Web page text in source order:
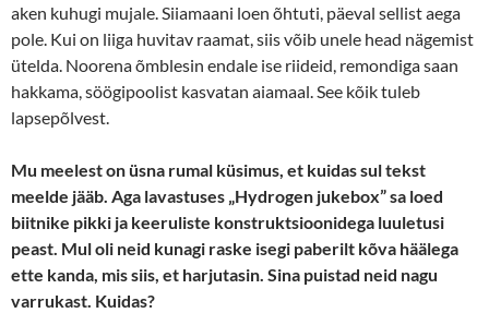
aken kuhugi mujale. Siiamaani loen õhtuti, päeval sellist aega
pole. Kui on liiga huvitav raamat, siis võib unele head nägemist
ütelda. Noorena õmblesin endale ise riideid, remondiga saan
hakkama, söögipoolist kasvatan aiamaal. See kõik tuleb
lapsepõlvest.
Mu meelest on üsna rumal küsimus, et kuidas sul tekst
meelde jääb. Aga lavastuses „Hydrogen jukebox” sa loed
biitnike pikki ja keeruliste konstruktsioonidega luuletusi
peast. Mul oli neid kunagi raske isegi paberilt kõva häälega
ette kanda, mis siis, et harjutasin. Sina puistad neid nagu
varrukast. Kuidas?